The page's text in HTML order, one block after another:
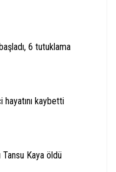
6 tutuklama
kaybetti
Tansu Kaya öldü